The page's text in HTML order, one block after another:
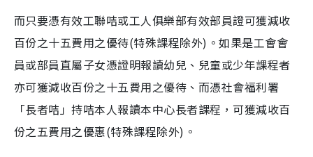
而只要憑有效工聯咭或工人俱樂部有效部員證可獲減收
百份之十五費用之優待(特殊課程除外)。如果是工會會
員或部員直屬子女憑證明報讀幼兒、兒童或少年課程者
亦可獲減收百份之十五費用之優待、而憑社會福利署
「長者咭」持咭本人報讀本中心長者課程，可獲減收百
份之五費用之優惠(特殊課程除外)。